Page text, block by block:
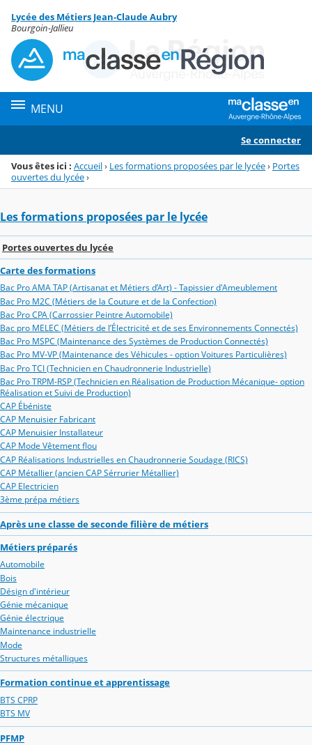
Menu de la rubrique
Contenu
Lycée des Métiers Jean-Claude Aubry
Bourgoin-Jallieu
MENU
Se connecter
Vous êtes ici : Accueil› Les formations proposées par le lycée› Portes
ouvertes du lycée›
Les formations proposées par le lycée
Portes ouvertes du lycée
Carte des formations
Bac Pro AMA TAP (Artisanat et Métiers d’Art) - Tapissier d'Ameublement
Bac Pro M2C (Métiers de la Couture et de la Confection)
Bac Pro CPA (Carrossier Peintre Automobile)
Bac pro MELEC (Métiers de l’Électricité et de ses Environnements Connectés)
Bac Pro MSPC (Maintenance des Systèmes de Production Connectés)
Bac Pro MV-VP (Maintenance des Véhicules - option Voitures Particulières)
Bac Pro TCI (Technicien en Chaudronnerie Industrielle)
Bac Pro TRPM-RSP (Technicien en Réalisation de Production Mécanique- option
Réalisation et Suivi de Production)
CAP Ébéniste
CAP Menuisier Fabricant
CAP Menuisier Installateur
CAP Mode Vêtement flou
CAP Réalisations Industrielles en Chaudronnerie Soudage (RICS)
CAP Métallier (ancien CAP Sérrurier Métallier)
CAP Electricien
3ème prépa métiers
Après une classe de seconde filière de métiers
Métiers préparés
Automobile
Bois
Désign d'intérieur
Génie mécanique
Génie électrique
Maintenance industrielle
Mode
Structures métalliques
Formation continue et apprentissage
BTS CPRP
BTS MV
PFMP